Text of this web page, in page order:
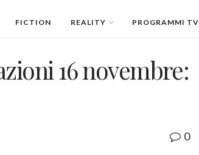
FICTION REALITY PROGRAMMI TV
16 novembre:
0